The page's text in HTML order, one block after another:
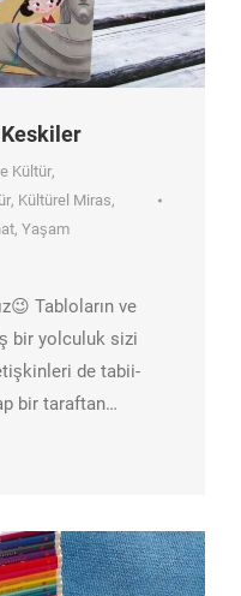
Kültür,
, Kültürel Miras,
, Yaşam
Tabloların ve
bir yolculuk sizi
de tabii-
bir taraftan…